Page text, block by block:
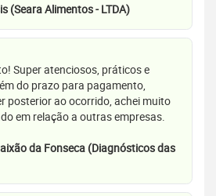
(Seara Alimentos - LTDA)
Super atenciosos, práticos e
do prazo para pagamento,
posterior ao ocorrido, achei muito
em relação a outras empresas.
da Fonseca (Diagnósticos das